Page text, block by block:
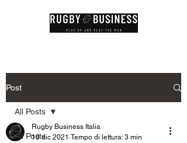
Post
All Posts
All Posts
Rugby Business Italia
10 dic 2021 Tempo di lettura: 3 min